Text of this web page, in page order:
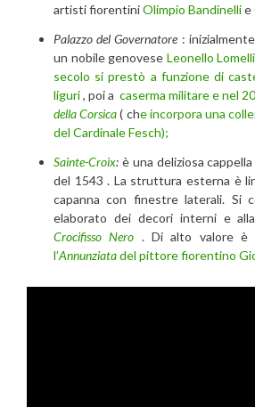
artisti fiorentiniOlimpio Bandinellie
Palazzo del Governatore :
un nobile genovese Leonello
secolo si prestò a funzione di
liguri, poi a caserma militare e nel
della Corsica( che incorpora una
del Cardinale Fesch);
Sainte-Croix: è una deliziosa
del 1543 . La struttura esterna è
capanna con finestre laterali. Si
elaborato dei decori interni e
Crocifisso Nero . Di alto valore
l’Annunziatadel pittore fiorentino